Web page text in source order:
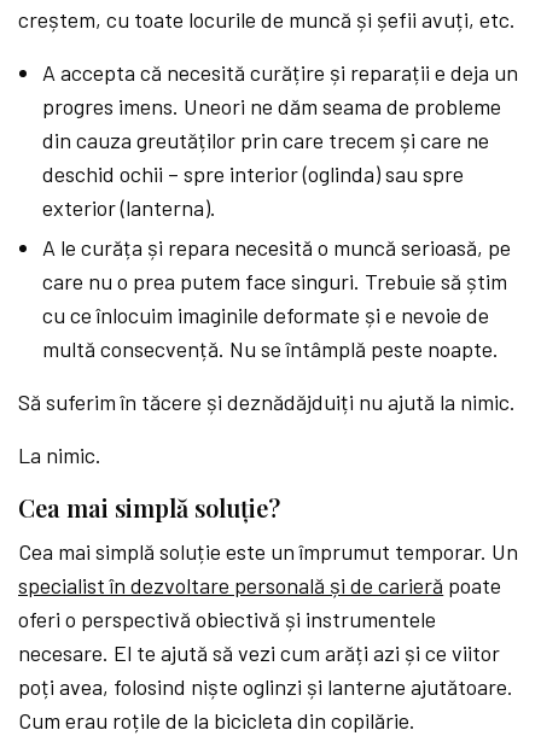
creștem, cu toate locurile de muncă și șefii avuți, etc.
A accepta că necesită curățire și reparații e deja un
progres imens. Uneori ne dăm seama de probleme
din cauza greutăților prin care trecem și care ne
deschid ochii – spre interior (oglinda) sau spre
exterior (lanterna).
A le curăța și repara necesită o muncă serioasă, pe
care nu o prea putem face singuri. Trebuie să știm
cu ce înlocuim imaginile deformate și e nevoie de
multă consecvență. Nu se întâmplă peste noapte.
Să suferim în tăcere și deznădăjduiți nu ajută la nimic.
La nimic.
Cea mai simplă soluție?
Cea mai simplă soluție este un împrumut temporar. Un
specialist în dezvoltare personală și de carieră poate
oferi o perspectivă obiectivă și instrumentele
necesare. El te ajută să vezi cum arăți azi și ce viitor
poți avea, folosind niște oglinzi și lanterne ajutătoare.
Cum erau roțile de la bicicleta din copilărie.